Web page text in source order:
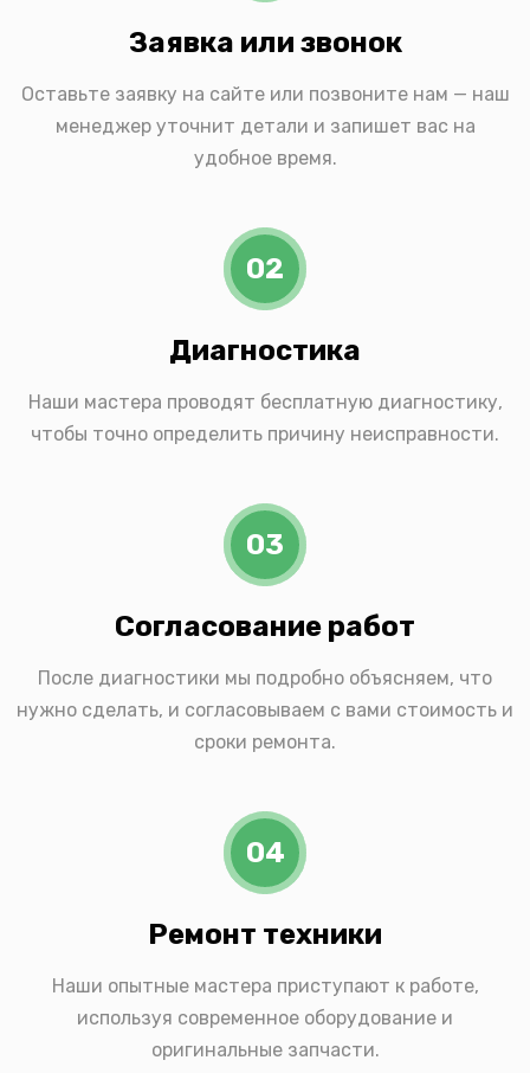
Заявка или звонок
Оставьте заявку на сайте или позвоните нам — наш
менеджер уточнит детали и запишет вас на
удобное время.
02
Диагностика
Наши мастера проводят бесплатную диагностику,
чтобы точно определить причину неисправности.
03
Согласование работ
После диагностики мы подробно объясняем, что
нужно сделать, и согласовываем с вами стоимость и
сроки ремонта.
04
Ремонт техники
Наши опытные мастера приступают к работе,
используя современное оборудование и
оригинальные запчасти.